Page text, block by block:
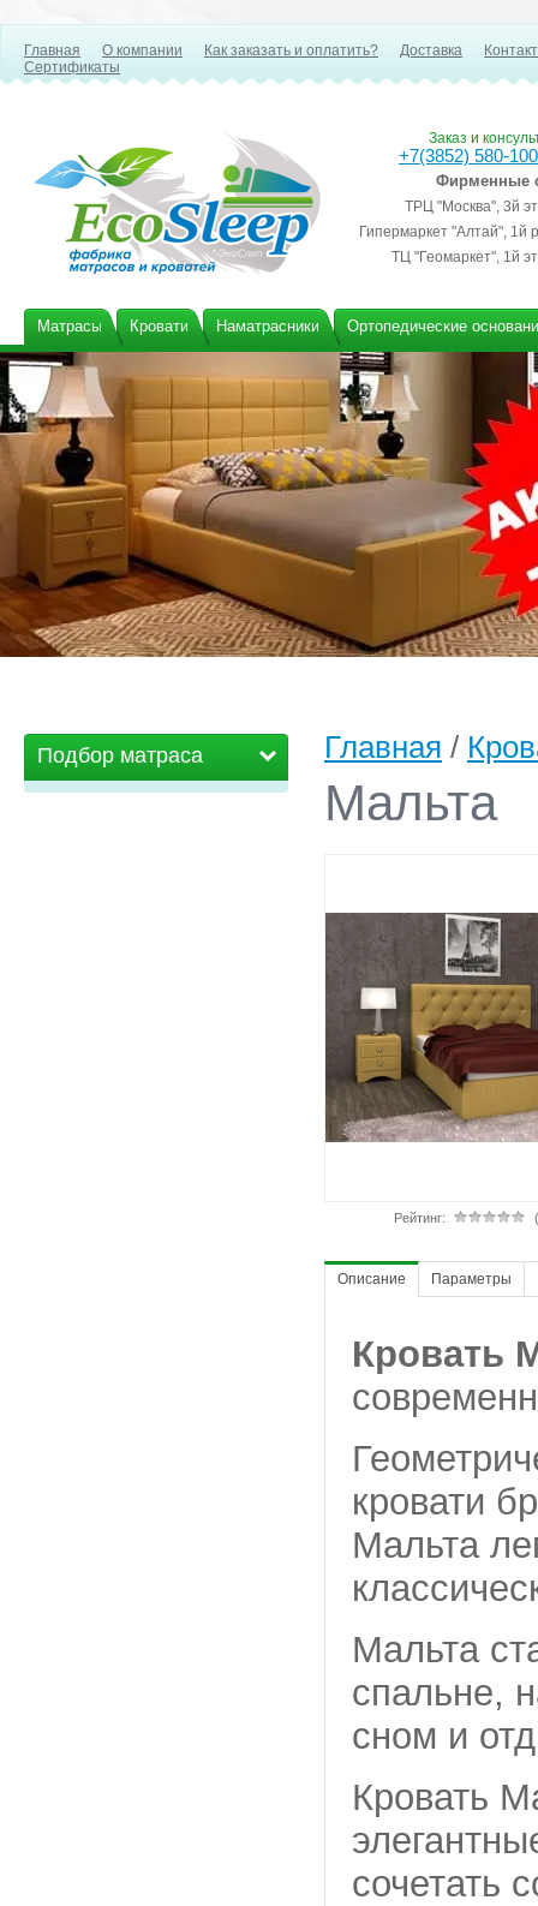
Главная О компании Как заказать и оплатить? Доставка
Сертификаты
Заказ и
+7(3852) 580-100
Фирменные
ТРЦ "Москва", 3й
Гипермаркет "Алтай", 1й
ТЦ "Геомаркет", 1й
Матрасы Кровати Наматрасники Ортопедические
Подбор матраса Главная /
Мальта
Рейтинг:
Описание Параметры
Кровать
кровати
Мальта
Мальта
спальне,
сном и
Кровать
сочетать